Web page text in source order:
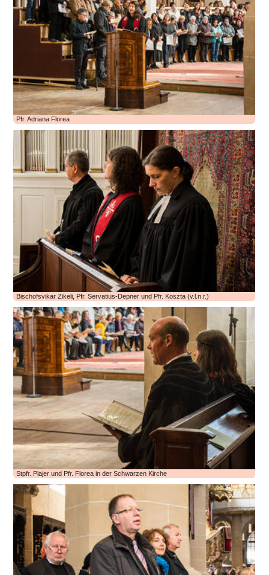
Pfr. Adriana Florea
Bischofsvikar Zikeli, Pfr. Servatius-Depner und Pfr. Koszta (v.l.n.r.)
Stpfr. Plajer und Pfr. Florea in der Schwarzen Kirche